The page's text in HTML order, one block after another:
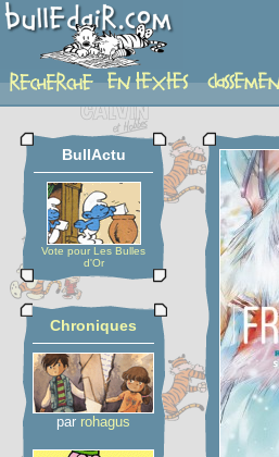
album
BullActu
Vote pour Les Bulles
d'Or
Chroniques
par rohagus